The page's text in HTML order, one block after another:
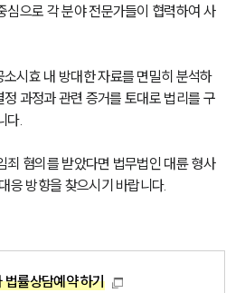
심으로 각 분야 전문가들이 협력하여 사
시효 내 방대한 자료를 면밀히 분석하
과정과 관련 증거를 토대로 법리를 구
다.
죄 혐의를 받았다면 법무법인 대륜 형사
응 방향을 찾으시기 바랍니다.
법률상담예약 하기